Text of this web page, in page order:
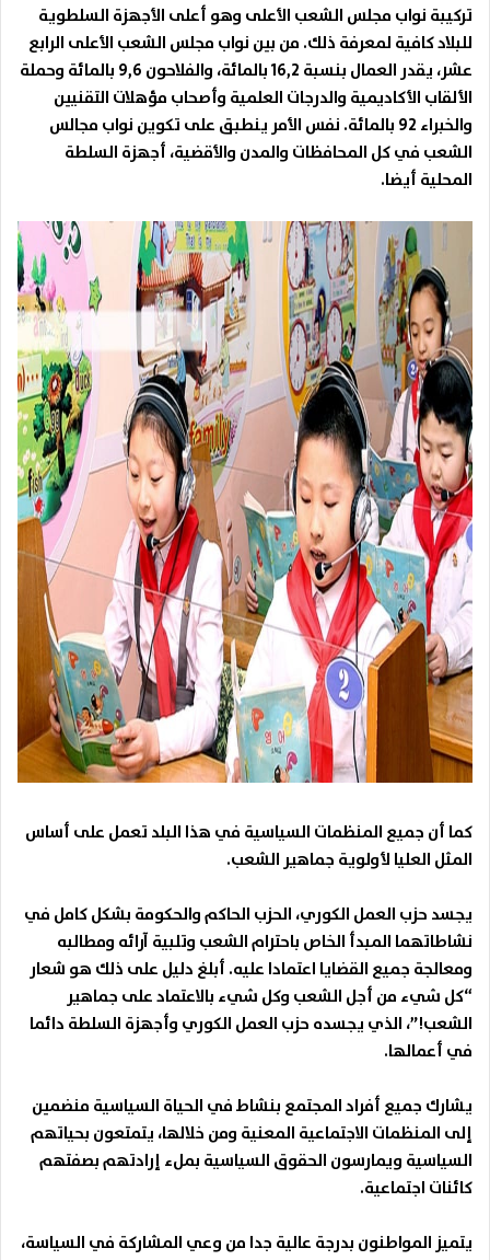
تركيبة نواب مجلس الشعب الأعلى وهو أعلى الأجهزة السلطوية
للبلاد كافية لمعرفة ذلك. من بين نواب مجلس الشعب الأعلى الرابع
عشر، يقدر العمال بنسبة 16,2 بالمائة، والفلاحون 9,6 بالمائة وحملة
الألقاب الأكاديمية والدرجات العلمية وأصحاب مؤهلات التقنيين
والخبراء 92 بالمائة. نفس الأمر ينطبق على تكوين نواب مجالس
الشعب في كل المحافظات والمدن والأقضية، أجهزة السلطة
المحلية أيضا.
كما أن جميع المنظمات السياسية في هذا البلد تعمل على أساس
المثل العليا لأولوية جماهير الشعب.
يجسد حزب العمل الكوري، الحزب الحاكم والحكومة بشكل كامل في
نشاطاتهما المبدأ الخاص باحترام الشعب وتلبية آرائه ومطالبه
ومعالجة جميع القضايا اعتمادا عليه. أبلغ دليل على ذلك هو شعار
“كل شيء من أجل الشعب وكل شيء بالاعتماد على جماهير
الشعب!”، الذي يجسده حزب العمل الكوري وأجهزة السلطة دائما
في أعمالها.
يشارك جميع أفراد المجتمع بنشاط في الحياة السياسية منضمين
إلى المنظمات الاجتماعية المعنية ومن خلالها، يتمتعون بحياتهم
السياسية ويمارسون الحقوق السياسية بملء إرادتهم بصفتهم
كائنات اجتماعية.
يتميز المواطنون بدرجة عالية جدا من وعي المشاركة في السياسة،